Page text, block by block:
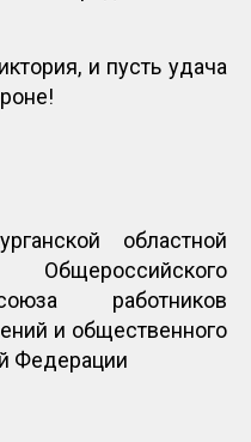
и пусть удача
областной
работников
и общественного
Федерации